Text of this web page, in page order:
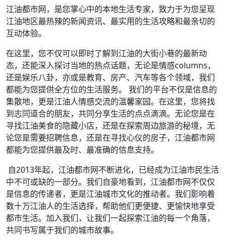
江油都市网，是您掌心中的本地生活专家，致力于为您呈现
江油地区最热辣的新闻资讯、最实用的生活攻略和最亲切的
互动体验。
在这里，您不仅可以即时了解到江油的大街小巷的最新动
态，还能深入探讨当地的热点话题，无论是情感columns，
还是娱乐八卦，亦或是教育、房产、汽车等各个领域，我们
都能为您提供全方位的生活服务。 我们的平台不仅是信息的
集散地，更是江油人情感交流的温馨家园。在这里，您将找
到志同道合的朋友，共同分享生活的点点滴滴。无论您是在
寻找江油美食的隐藏小店，还是在探索周边旅游的秘境，无
论您是需要招聘信息，还是在寻找心仪的房子，江油都市网
都能为您提供最及时、最准确的信息支持。
自2013年起，江油都市网不断进化，已经成为江油市民生活
中不可或缺的一部分。我们自豪地看到，江油都市网不仅仅
是信息的传递者，更是江油城市文化的推动者。我们影响着
数十万江油人的生活选择，帮助他们更便捷、更愉快地享受
都市生活。加入我们，让我们一起探索江油的每一个角落，
共同书写属于我们的城市故事。